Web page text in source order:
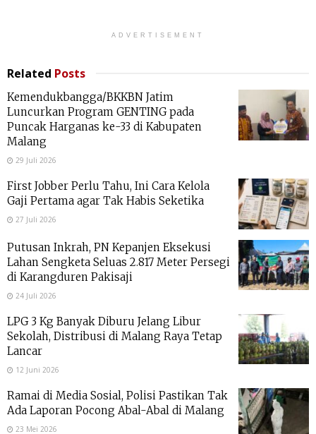
ADVERTISEMENT
Related Posts
Kemendukbangga/BKKBN Jatim
Luncurkan Program GENTING pada
Puncak Harganas ke-33 di Kabupaten
Malang
29 Juli 2026
First Jobber Perlu Tahu, Ini Cara Kelola
Gaji Pertama agar Tak Habis Seketika
27 Juli 2026
Putusan Inkrah, PN Kepanjen Eksekusi
Lahan Sengketa Seluas 2.817 Meter Persegi
di Karangduren Pakisaji
24 Juli 2026
LPG 3 Kg Banyak Diburu Jelang Libur
Sekolah, Distribusi di Malang Raya Tetap
Lancar
12 Juni 2026
Ramai di Media Sosial, Polisi Pastikan Tak
Ada Laporan Pocong Abal-Abal di Malang
23 Mei 2026